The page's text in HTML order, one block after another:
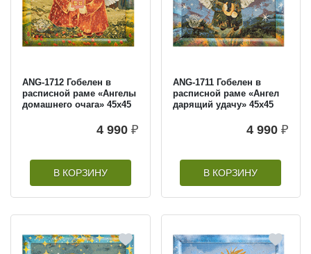
ANG-1712 Гобелен в
расписной раме «Ангелы
домашнего очага» 45х45
4 990 ₽
В КОРЗИНУ
ANG-1711 Гобелен в
расписной раме «Ангел
дарящий удачу» 45х45
4 990 ₽
В КОРЗИНУ